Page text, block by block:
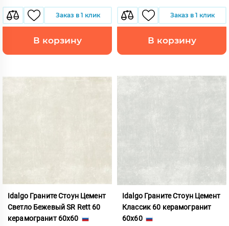
Заказ в 1 клик
В корзину
Заказ в 1 клик
В корзину
Idalgo Граните Стоун Цемент
Светло Бежевый SR Rett 60
керамогранит 60x60
Idalgo Граните Стоун Цемент
Классик 60 керамогранит
60x60